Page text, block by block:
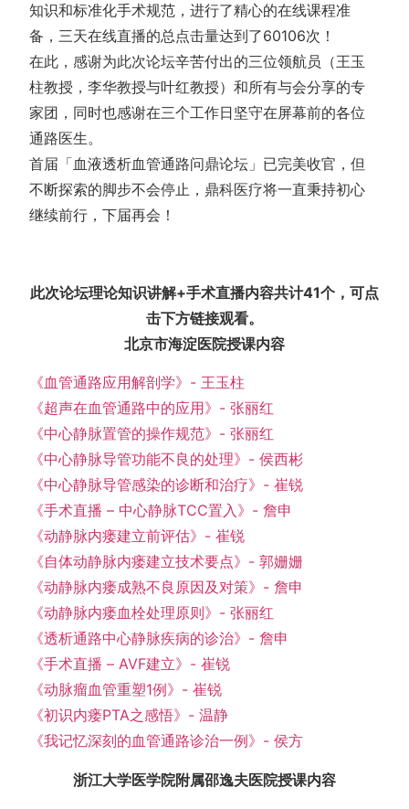
知识和标准化手术规范，进行了精心的在线课程准
备，三天在线直播的总点击量达到了60106次！
在此，感谢为此次论坛辛苦付出的三位领航员（王玉
柱教授，李华教授与叶红教授）和所有与会分享的专
家团，同时也感谢在三个工作日坚守在屏幕前的各位
通路医生。
首届「血液透析血管通路问鼎论坛」已完美收官，但
不断探索的脚步不会停止，鼎科医疗将一直秉持初心
继续前行，下届再会！
此次论坛理论知识讲解+手术直播内容共计41个，可点
击下方链接观看。
北京市海淀医院授课内容
《血管通路应用解剖学》- 王玉柱
《超声在血管通路中的应用》- 张丽红
《中心静脉置管的操作规范》- 张丽红
《中心静脉导管功能不良的处理》- 侯西彬
《中心静脉导管感染的诊断和治疗》- 崔锐
《手术直播 – 中心静脉TCC置入》- 詹申
《动静脉内瘘建立前评估》- 崔锐
《自体动静脉内瘘建立技术要点》- 郭姗姗
《动静脉内瘘成熟不良原因及对策》- 詹申
《动静脉内瘘血栓处理原则》- 张丽红
《透析通路中心静脉疾病的诊治》- 詹申
《手术直播 – AVF建立》- 崔锐
《动脉瘤血管重塑1例》- 崔锐
《初识内瘘PTA之感悟》- 温静
《我记忆深刻的血管通路诊治一例》- 侯方
浙江大学医学院附属邵逸夫医院授课内容